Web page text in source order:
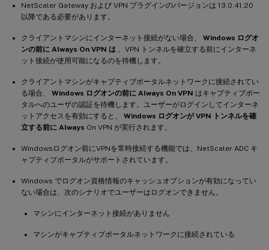
NetScaler Gateway および VPN プラグインのバージョンは 13.0.41.20
以降である必要があります。
クライアントマシンにインターネット接続がない場合、 Windows ログオ
ンの前に Always On VPN は 、VPN トンネルを確立する前にインターネ
ット接続が使用可能になるのを待機します。
クライアントマシンがキャプティブポータルネットワークに接続されてい
る場合、 Windows ログオンの前に Always On VPN はキャプティブポー
タルへのユーザの認証を待機します。ユーザーがログインしてインターネ
ットアクセスを有効にすると、 Windows ログオンが VPN トンネルを確
立する前に Always On VPN が実行されます。
Windowsログオン前にVPNを常時接続する機能では、NetScaler ADC キ
ャプティブポータルがサポートされています。
Windows でログオン資格情報のキャッシュオプションが有効になってい
ない場合は、次のシナリオでユーザーはログオンできません。
マシンにインターネット接続がありません
マシンがキャプティブポータルネットワークに接続されている